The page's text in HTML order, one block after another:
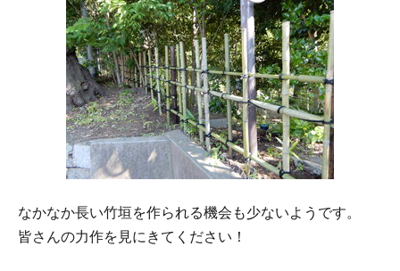
なかなか長い竹垣を作られる機会も少ないようです。
皆さんの力作を見にきてください！